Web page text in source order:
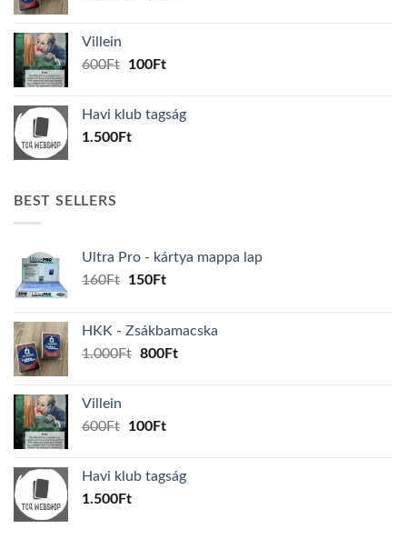
Villein
600Ft
Original
600Ft.
100FtCurrent
100Ft.
Havi klub tagság
1.500Ft
BEST SELLERS
Ultra Pro - kártya mappa lap
160Ft
Original
160Ft.
150FtCurrent
150Ft.
HKK - Zsákbamacska
1.000Ft Original
800FtCurrent
Villein
600Ft
Original
600Ft.
100FtCurrent
100Ft.
Havi klub tagság
1.500Ft